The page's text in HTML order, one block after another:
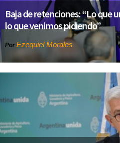
Baja de retenciones: “Lo que
lo que venimos pidiendo”
Por Ezequiel Morales